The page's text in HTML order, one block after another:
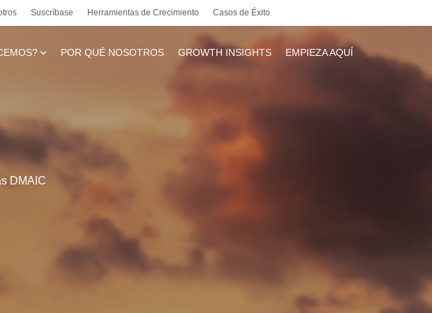
Suscríbase Herramientas de Crecimiento Casos de Éxito
POR QUÉ NOSOTROS GROWTH INSIGHTS EMPIEZA AQUÍ
DMAIC